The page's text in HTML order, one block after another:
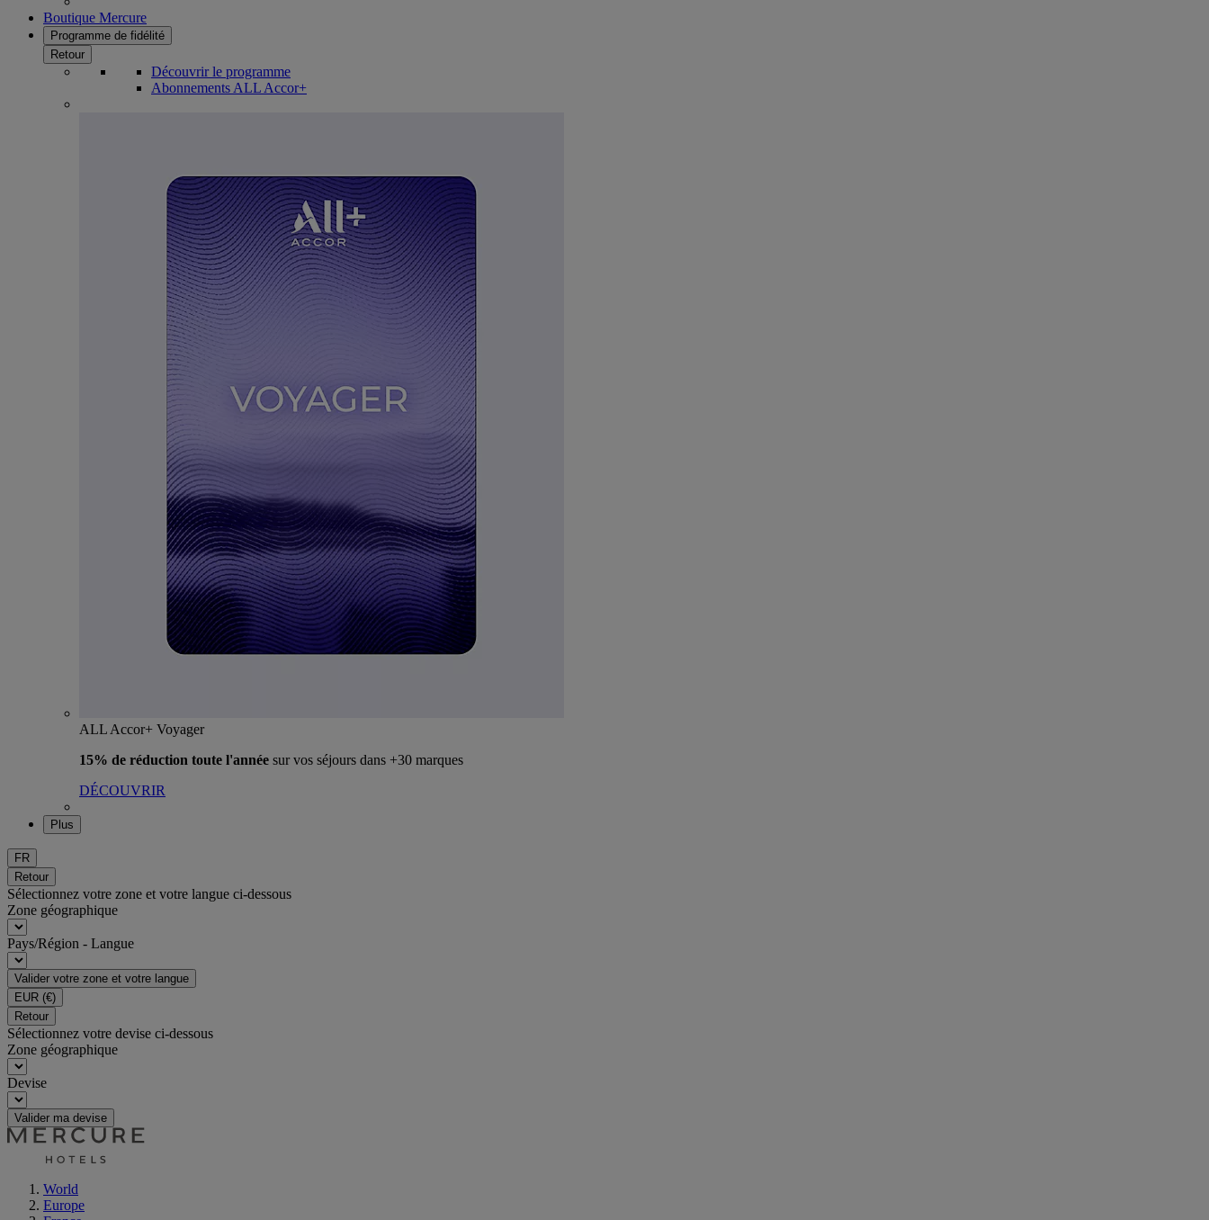
Boutique Mercure
Programme de fidélité
Retour
Découvrir le programme
Abonnements ALL Accor+
ALL Accor+ Voyager
15% de réduction toute l'année sur vos séjours dans +30 marques
DÉCOUVRIR
Plus
FR
Retour
Sélectionnez votre zone et votre langue ci-dessous
Zone géographique
Pays/Région - Langue
Valider votre zone et votre langue
EUR (€)
Retour
Sélectionnez votre devise ci-dessous
Zone géographique
Devise
Valider ma devise
World
Europe